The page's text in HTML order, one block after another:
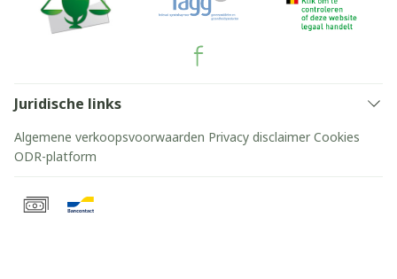
Juridische links
Algemene verkoopsvoorwaarden Privacy disclaimer Cookies
ODR-platform